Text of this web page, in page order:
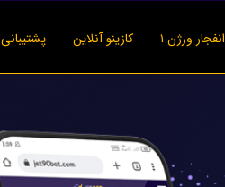
انفجار ورژن ۱ کازینو آنلاین پشتیبانی